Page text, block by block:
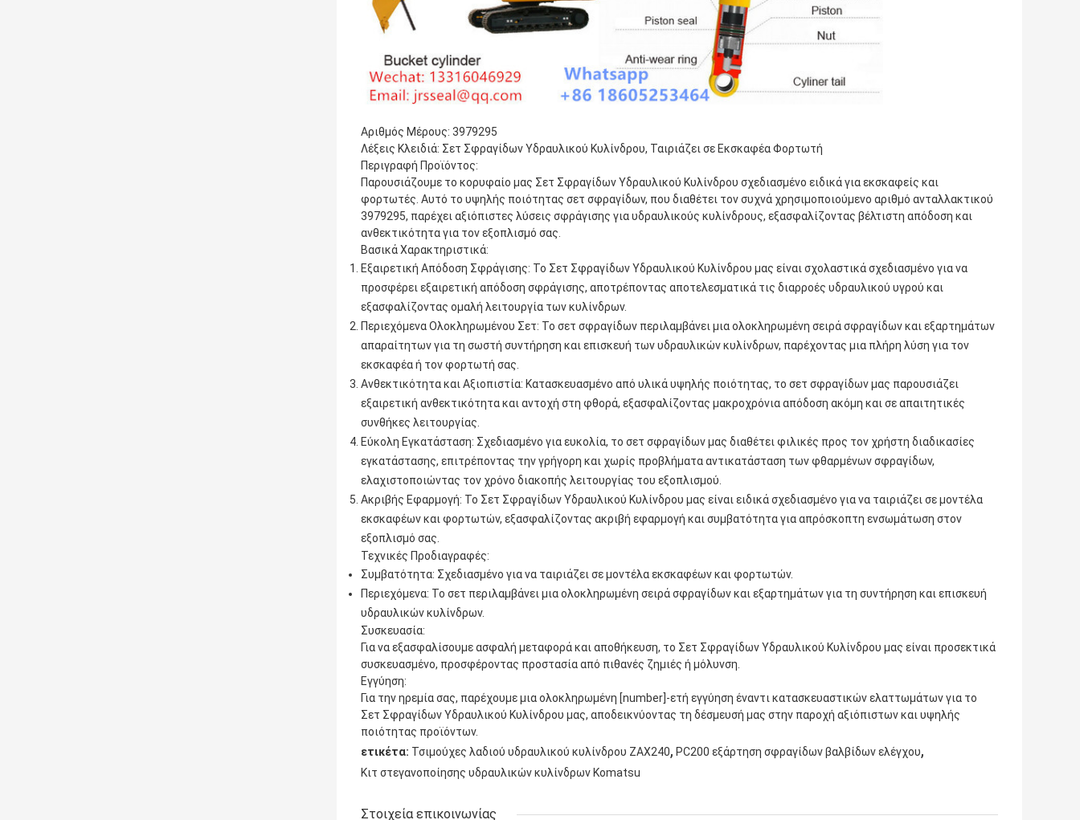
Αριθμός Μέρους: 3979295
Λέξεις Κλειδιά: Σετ Σφραγίδων Υδραυλικού Κυλίνδρου, Ταιριάζει σε Εκσκαφέα Φορτωτή
Περιγραφή Προϊόντος:
Παρουσιάζουμε το κορυφαίο μας Σετ Σφραγίδων Υδραυλικού Κυλίνδρου σχεδιασμένο ειδικά για εκσκαφείς και
φορτωτές. Αυτό το υψηλής ποιότητας σετ σφραγίδων, που διαθέτει τον συχνά χρησιμοποιούμενο αριθμό ανταλλακτικού
3979295, παρέχει αξιόπιστες λύσεις σφράγισης για υδραυλικούς κυλίνδρους, εξασφαλίζοντας βέλτιστη απόδοση και
ανθεκτικότητα για τον εξοπλισμό σας.
Βασικά Χαρακτηριστικά:
Εξαιρετική Απόδοση Σφράγισης: Το Σετ Σφραγίδων Υδραυλικού Κυλίνδρου μας είναι σχολαστικά σχεδιασμένο για να
προσφέρει εξαιρετική απόδοση σφράγισης, αποτρέποντας αποτελεσματικά τις διαρροές υδραυλικού υγρού και
εξασφαλίζοντας ομαλή λειτουργία των κυλίνδρων.
Περιεχόμενα Ολοκληρωμένου Σετ: Το σετ σφραγίδων περιλαμβάνει μια ολοκληρωμένη σειρά σφραγίδων και εξαρτημάτων
απαραίτητων για τη σωστή συντήρηση και επισκευή των υδραυλικών κυλίνδρων, παρέχοντας μια πλήρη λύση για τον
εκσκαφέα ή τον φορτωτή σας.
Ανθεκτικότητα και Αξιοπιστία: Κατασκευασμένο από υλικά υψηλής ποιότητας, το σετ σφραγίδων μας παρουσιάζει
εξαιρετική ανθεκτικότητα και αντοχή στη φθορά, εξασφαλίζοντας μακροχρόνια απόδοση ακόμη και σε απαιτητικές
συνθήκες λειτουργίας.
Εύκολη Εγκατάσταση: Σχεδιασμένο για ευκολία, το σετ σφραγίδων μας διαθέτει φιλικές προς τον χρήστη διαδικασίες
εγκατάστασης, επιτρέποντας την γρήγορη και χωρίς προβλήματα αντικατάσταση των φθαρμένων σφραγίδων,
ελαχιστοποιώντας τον χρόνο διακοπής λειτουργίας του εξοπλισμού.
Ακριβής Εφαρμογή: Το Σετ Σφραγίδων Υδραυλικού Κυλίνδρου μας είναι ειδικά σχεδιασμένο για να ταιριάζει σε μοντέλα
εκσκαφέων και φορτωτών, εξασφαλίζοντας ακριβή εφαρμογή και συμβατότητα για απρόσκοπτη ενσωμάτωση στον
εξοπλισμό σας.
Τεχνικές Προδιαγραφές:
Συμβατότητα: Σχεδιασμένο για να ταιριάζει σε μοντέλα εκσκαφέων και φορτωτών.
Περιεχόμενα: Το σετ περιλαμβάνει μια ολοκληρωμένη σειρά σφραγίδων και εξαρτημάτων για τη συντήρηση και επισκευή
υδραυλικών κυλίνδρων.
Συσκευασία:
Για να εξασφαλίσουμε ασφαλή μεταφορά και αποθήκευση, το Σετ Σφραγίδων Υδραυλικού Κυλίνδρου μας είναι προσεκτικά
συσκευασμένο, προσφέροντας προστασία από πιθανές ζημιές ή μόλυνση.
Εγγύηση:
Για την ηρεμία σας, παρέχουμε μια ολοκληρωμένη [number]-ετή εγγύηση έναντι κατασκευαστικών ελαττωμάτων για το
Σετ Σφραγίδων Υδραυλικού Κυλίνδρου μας, αποδεικνύοντας τη δέσμευσή μας στην παροχή αξιόπιστων και υψηλής
ποιότητας προϊόντων.
ετικέτα: Τσιμούχες λαδιού υδραυλικού κυλίνδρου ZAX240, PC200 εξάρτηση σφραγίδων βαλβίδων ελέγχου,
Κιτ στεγανοποίησης υδραυλικών κυλίνδρων Komatsu
Στοιχεία επικοινωνίας